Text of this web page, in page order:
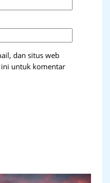
dan situs web
untuk komentar